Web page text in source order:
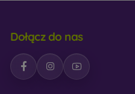
Dołącz do nas